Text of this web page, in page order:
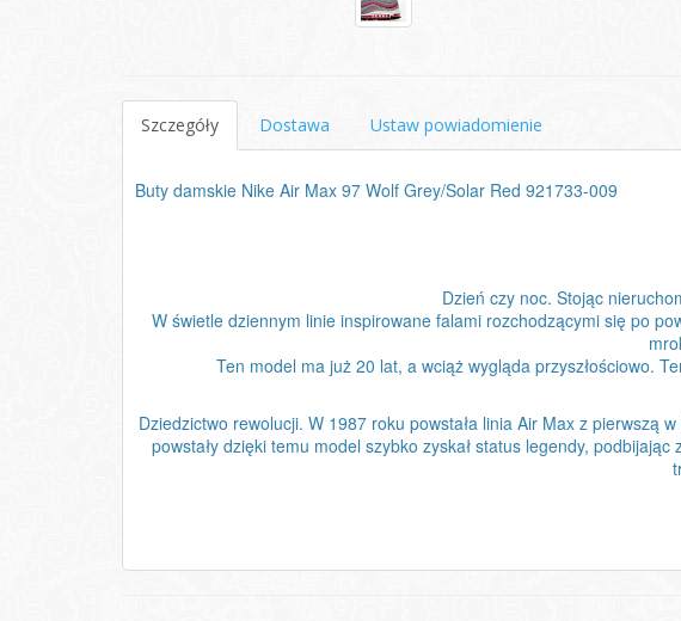
Szczegóły Dostawa Ustaw powiadomienie
Buty damskie Nike Air Max 97 Wolf Grey/Solar Red 921733-009
Dzień czy noc. Stojąc
W świetle dziennym linie inspirowane falami rozchodzącymi się po
Ten model ma już 20 lat, a wciąż wygląda przyszłościowo.
Dziedzictwo rewolucji. W 1987 roku powstała linia Air Max z pierwszą
powstały dzięki temu model szybko zyskał status legendy,